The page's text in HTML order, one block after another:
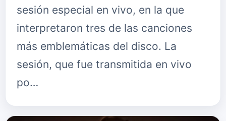
sesión especial en vivo, en la que
interpretaron tres de las canciones
más emblemáticas del disco. La
sesión, que fue transmitida en vivo
po…